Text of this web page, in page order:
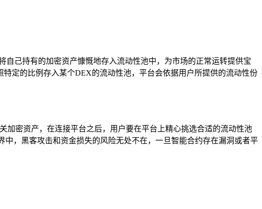
自己持有的加密资产慷慨地存入流动性池中，为市场的正常运转提供宝
定的比例存入某个DEX的流动性池，平台会依据用户所提供的流动性份
加密资产，在连接平台之后，用户要在平台上精心挑选合适的流动性池
中，黑客攻击和资金损失的风险无处不在，一旦智能合约存在漏洞或者平